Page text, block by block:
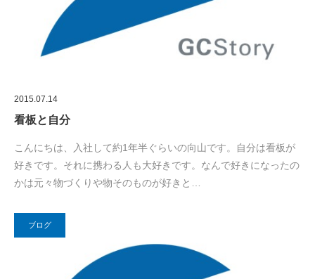
2015.07.14
看板と自分
こんにちは、入社して約1年半ぐらいの向山です。自分は看板が
好きです。それに携わる人も大好きです。なんで好きになったの
かは元々物づくりや物そのものが好きと…
ブログ